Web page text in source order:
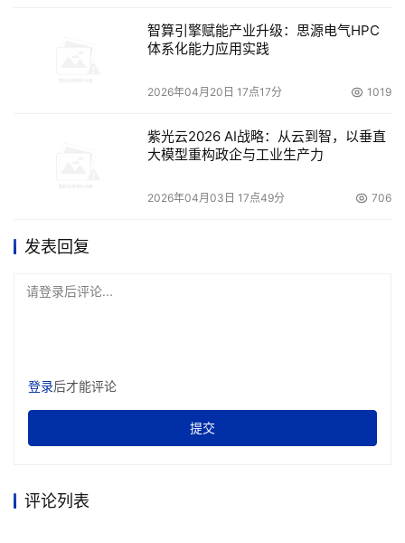
智算引擎赋能产业升级：思源电气HPC
体系化能力应用实践
2026年04月20日 17点17分 1019
紫光云2026 AI战略：从云到智，以垂直
大模型重构政企与工业生产力
2026年04月03日 17点49分 706
发表回复
请登录后评论...
登录后才能评论
提交
评论列表